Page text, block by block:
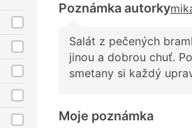
Poznámka autorky
Salát z pečených
jinou a dobrou chuť.
smetany si každý
Moje poznámka